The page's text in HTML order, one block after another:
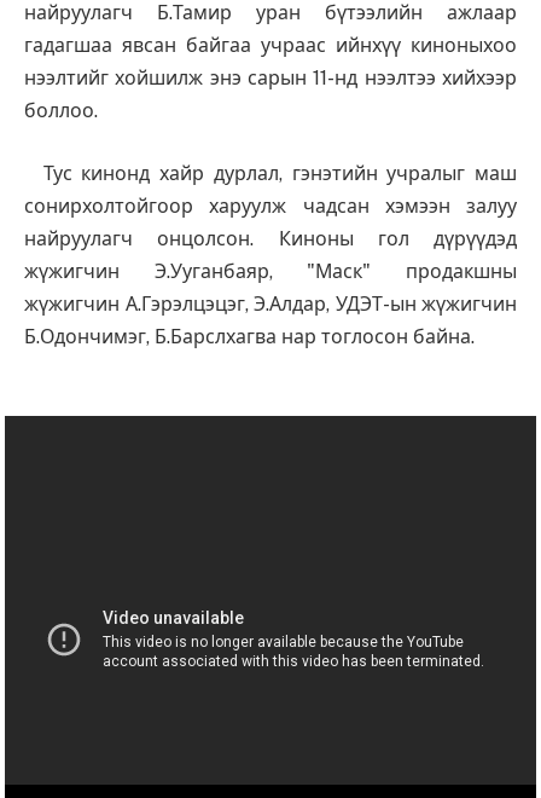
найруулагч Б.Тамир уран бүтээлийн ажлаар
гадагшаа явсан байгаа учраас ийнхүү киноныхоо
нээлтийг хойшилж энэ сарын 11-нд нээлтээ хийхээр
боллоо.
Тус кинонд хайр дурлал, гэнэтийн учралыг маш
сонирхолтойгоор харуулж чадсан хэмээн залуу
найруулагч онцолсон. Киноны гол дүрүүдэд
жүжигчин Э.Ууганбаяр, "Маск" продакшны
жүжигчин А.Гэрэлцэцэг, Э.Алдар, УДЭТ-ын жүжигчин
Б.Одончимэг, Б.Барслхагва нар тоглосон байна.